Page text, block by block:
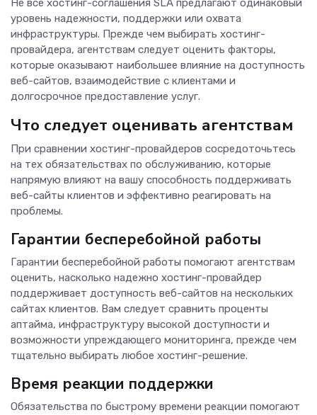
Не все хостинг-соглашения SLA предлагают одинаковый
уровень надежности, поддержки или охвата
инфраструктуры. Прежде чем выбирать хостинг-
провайдера, агентствам следует оценить факторы,
которые оказывают наибольшее влияние на доступность
веб-сайтов, взаимодействие с клиентами и
долгосрочное предоставление услуг.
Что следует оценивать агентствам
При сравнении хостинг-провайдеров сосредоточьтесь
на тех обязательствах по обслуживанию, которые
напрямую влияют на вашу способность поддерживать
веб-сайты клиентов и эффективно реагировать на
проблемы.
Гарантии бесперебойной работы
Гарантии бесперебойной работы помогают агентствам
оценить, насколько надежно хостинг-провайдер
поддерживает доступность веб-сайтов на нескольких
сайтах клиентов. Вам следует сравнить проценты
аптайма, инфраструктуру высокой доступности и
возможности упреждающего мониторинга, прежде чем
тщательно выбирать любое хостинг-решение.
Время реакции поддержки
Обязательства по быстрому времени реакции помогают